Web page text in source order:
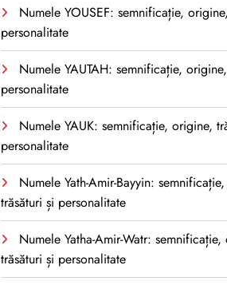
Numele YOUSEF: semnificație,
personalitate
Numele YAUTAH: semnificație,
personalitate
Numele YAUK: semnificație, origine,
personalitate
Numele Yath-Amir-Bayyin:
trăsături și personalitate
Numele Yatha-Amir-Watr:
trăsături și personalitate